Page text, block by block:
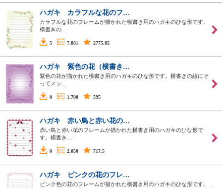
ハガキ カラフルな花のフ…
カラフルな花のフレームが描かれた横書き用のハガキのひな形です。
横書きの…
5 7,881 2775.85
ハガキ 紫色の花（横書き…
紫色の花が描かれた横書き用のハガキのひな形です。横書きの線にそ
ってメッ…
0 1,700 595
ハガキ 赤い鳥と赤い花の…
赤い鳥と赤い花のフレームが描かれた横書き用のハガキのひな形で
す。横書き…
0 2,050 717.5
ハガキ ピンクの花のフレ…
ピンク色の花のフレームが描かれた横書き用のハガキのひな形です。